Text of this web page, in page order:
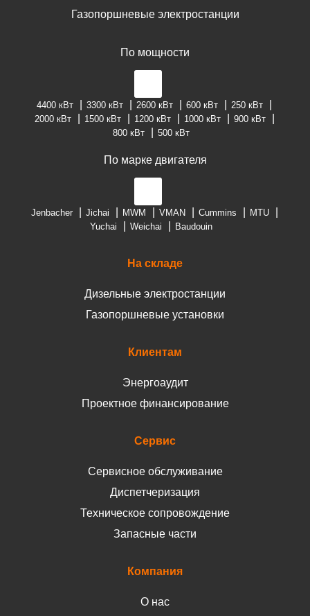
Газопоршневые электростанции
По мощности
4400 кВт 3300 кВт 2600 кВт 600 кВт
250 кВт
2000 кВт
1500 кВт 1200 кВт 1000 кВт
900 кВт
800 кВт
500 кВт
По марке двигателя
Jenbacher Jichai MWM VMAN Cummins
MTU
Yuchai
Weichai Baudouin
На складе
Дизельные электростанции
Газопоршневые установки
Клиентам
Энергоаудит
Проектное финансирование
Сервис
Сервисное обслуживание
Диспетчеризация
Техническое сопровождение
Запасные части
Компания
О нас